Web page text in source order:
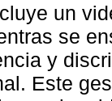
un
se
y
Este